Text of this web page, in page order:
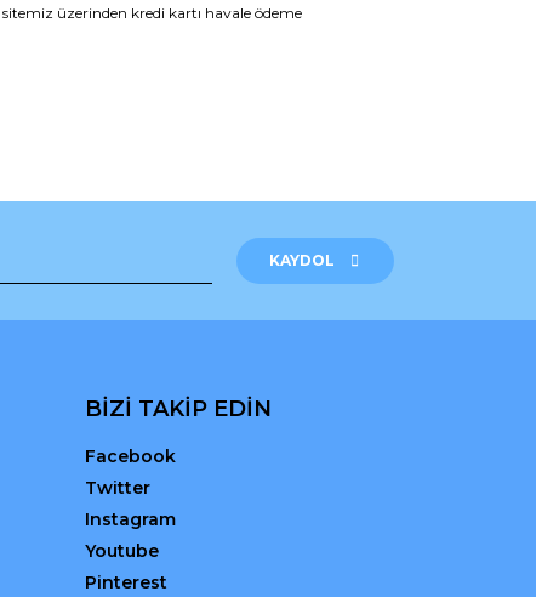
sitemiz üzerinden kredi kartı havale ödeme
KAYDOL
BİZİ TAKİP EDİN
Facebook
Twitter
Instagram
Youtube
Pinterest